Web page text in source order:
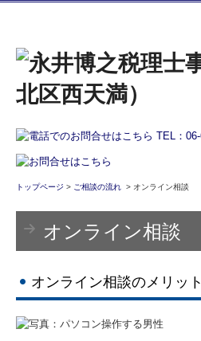
トップページ
事務所案内
経営者の方へ
書面添付制度のご紹介
TKCシステムのご紹介
トップページ > ご相談の流れ > オンライン相談
オンライン相談
オンライン相談のメリット